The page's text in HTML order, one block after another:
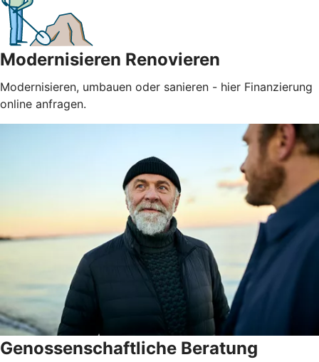
Modernisieren Renovieren
Modernisieren, umbauen oder sanieren - hier Finanzierung
online anfragen.
Genossenschaftliche Beratung